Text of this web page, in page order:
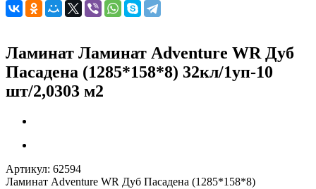
Ламинат Ламинат Adventure WR Дуб
Пасадена (1285*158*8) 32кл/1уп-10
шт/2,0303 м2
Артикул: 62594
Ламинат Adventure WR Дуб Пасадена (1285*158*8)